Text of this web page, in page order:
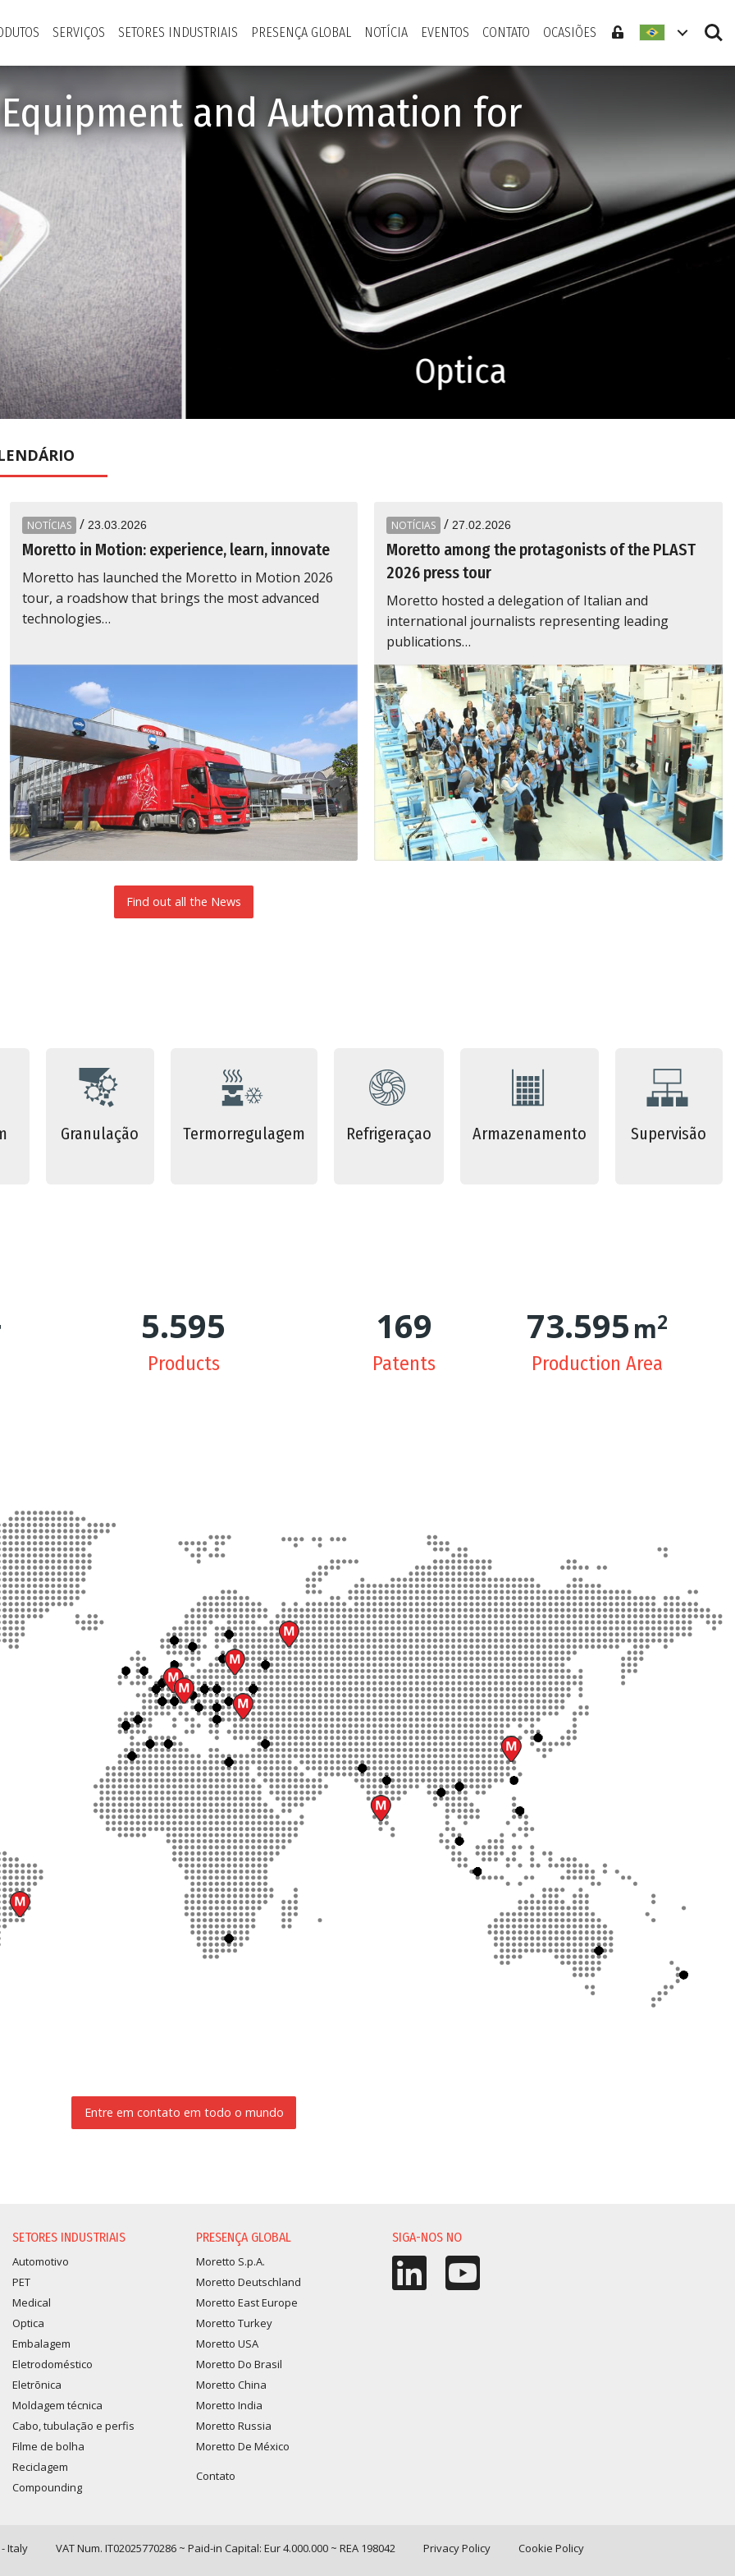
SERVIÇOS SETORES INDUSTRIAIS PRESENÇA GLOBAL NOTÍCIA EVENTOS CONTATO OCASIÕES Search
and Automation for
Optica
NOTÍCIAS / 23.03.2026
Moretto in Motion: experience, learn, innovate
Moretto has launched the Moretto in Motion 2026
tour, a roadshow that brings the most advanced
technologies…
NOTÍCIAS /27.02.2026
Moretto among the protagonists of the PLAST
2026 press tour
Moretto hosted a delegation of Italian and
international journalists representing leading
publications…
Find out all the News
Granulação Termorregulagem Refrigeraçao Armazenamento Supervisão
5.650
Products
171
Patents
74.957m2
Production Area
Entre em contato em todo o mundo
SETORES INDUSTRIAIS
Automotivo
PET
Medical
Optica
Embalagem
Eletrodoméstico
Eletrõnica
Moldagem técnica
Cabo, tubulação e perfis
Filme de bolha
Reciclagem
Compounding
PRESENÇA GLOBAL
Moretto S.p.A.
Moretto Deutschland
Moretto East Europe
Moretto Turkey
Moretto USA
Moretto Do Brasil
Moretto China
Moretto India
Moretto Russia
Moretto De México
Contato
SIGA-NOS NO
Italy VAT Num. IT02025770286 ~ Paid-in Capital: Eur 4.000.000 ~ REA 198042 Privacy Policy Cookie Policy